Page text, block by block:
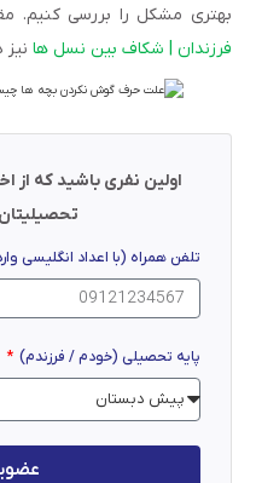
بهتری مشکل را بررسی کنیم.
فرزندان | شکاف بین نسل ها
اولین نفری باشید که از
تلفن همراه (با اعداد انگلیسی
پایه تحصیلی (خودم / فرزندم)